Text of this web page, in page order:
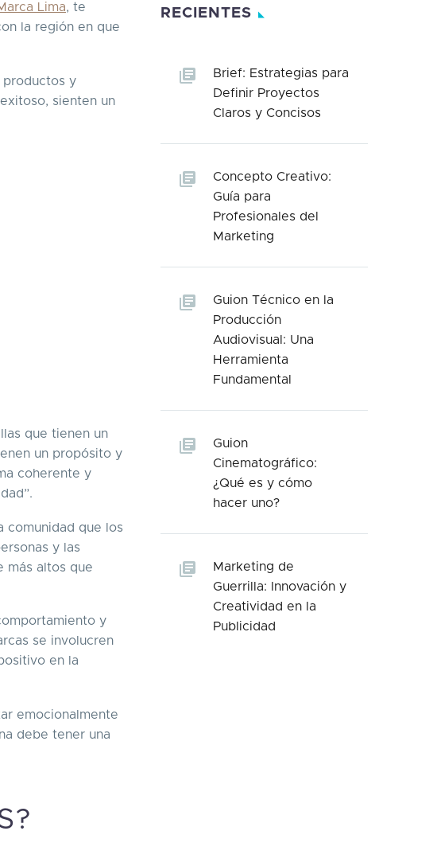
Lima, te
la región en que
productos y
sienten un
que tienen un
un propósito y
coherente y
comunidad que los
y las
más altos que
y
se involucren
en la
emocionalmente
debe tener una
RECIENTES
Brief: Estrategias para
Definir Proyectos
Claros y Concisos
Concepto Creativo:
Guía para
Profesionales del
Marketing
Guion Técnico en la
Producción
Audiovisual: Una
Herramienta
Fundamental
Guion
Cinematográfico:
¿Qué es y cómo
hacer uno?
Marketing de
Guerrilla: Innovación y
Creatividad en la
Publicidad